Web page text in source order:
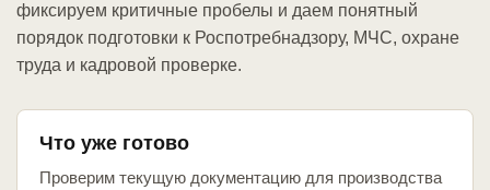
фиксируем критичные пробелы и даем понятный
порядок подготовки к Роспотребнадзору, МЧС, охране
труда и кадровой проверке.
Что уже готово
Проверим текущую документацию для производства